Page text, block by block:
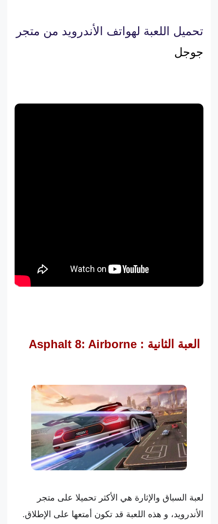
تحميل اللعبة لهواتف الأندرويد من متجر
جوجل
العبة الثانية : Asphalt 8: Airborne
لعبة السباق والإثارة هي الأكثر تحميلا على متجر
الأندرويد، و هذه اللعبة قد تكون أمتعها على الإطلاق.